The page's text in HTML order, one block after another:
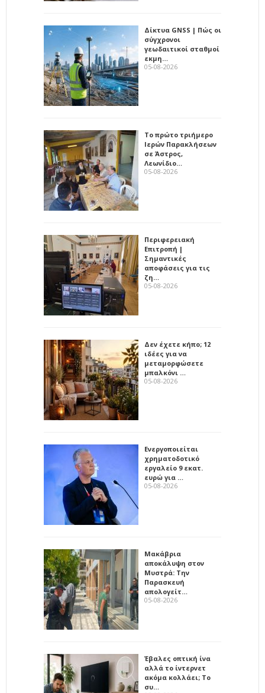
Δίκτυα GNSS | Πώς οι
σύγχρονοι
γεωδαιτικοί σταθμοί
εκμη…
05-08-2026
Το πρώτο τριήμερο
Ιερών Παρακλήσεων
σε Άστρος,
Λεωνίδιο…
05-08-2026
Περιφερειακή
Επιτροπή |
Σημαντικές
αποφάσεις για τις
ζη…
05-08-2026
Δεν έχετε κήπο; 12
ιδέες για να
μεταμορφώσετε
μπαλκόνι …
05-08-2026
Ενεργοποιείται
χρηματοδοτικό
εργαλείο 9 εκατ.
ευρώ για …
05-08-2026
Μακάβρια
αποκάλυψη στον
Μυστρά: Την
Παρασκευή
απολογείτ…
05-08-2026
Έβαλες οπτική ίνα
αλλά το ίντερνετ
ακόμα κολλάει; Το
συ…